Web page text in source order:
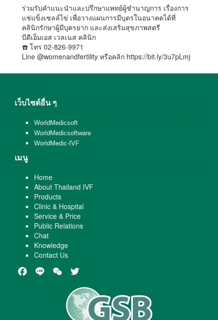
ร่วมรับคำแนะนำและปรึกษาแพทย์ผู้ชำนาญการ เรื่องการ
แช่แข็งเซลล์ไข่ เพื่อวางแผนการมีบุตรในอนาคตได้ที่
คลินิกรักษาผู้มีบุตรยาก และส่งเสริมสุขภาพสตรี
บีดีเอ็มเอส เวลเนส คลินิก
☎️ โทร 02-826-9971
Line @womenandfertility หรือคลิก https://bit.ly/3u7pLmj
เว็บไซต์อื่น ๆ
WorldMedicsoft
WorldMedicsoftware
WorldMedic-IVF
เมนู
Home
About Thailand IVF
Products
Clinic & Hospital
Service & Price
Public Relations
Chat
Knowledge
Contact Us